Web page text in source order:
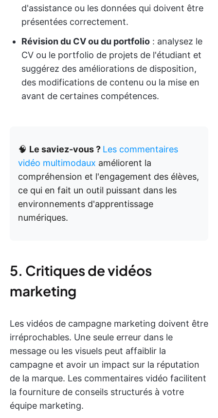
d'assistance ou les données qui doivent être
présentées correctement.
Révision du CV ou du portfolio : analysez le
CV ou le portfolio de projets de l'étudiant et
suggérez des améliorations de disposition,
des modifications de contenu ou la mise en
avant de certaines compétences.
🧠 Le saviez-vous ? Les commentaires
vidéo multimodaux améliorent la
compréhension et l'engagement des élèves,
ce qui en fait un outil puissant dans les
environnements d'apprentissage
numériques.
5. Critiques de vidéos
marketing
Les vidéos de campagne marketing doivent être
irréprochables. Une seule erreur dans le
message ou les visuels peut affaiblir la
campagne et avoir un impact sur la réputation
de la marque. Les commentaires vidéo facilitent
la fourniture de conseils structurés à votre
équipe marketing.